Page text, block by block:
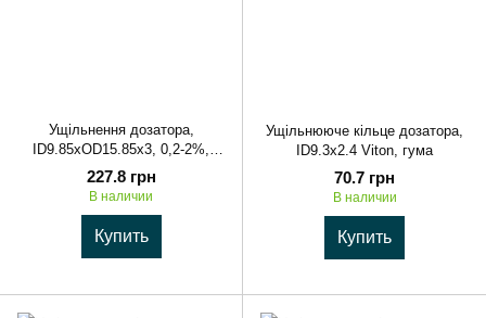
Ущільнення дозатора,
ID9.85xOD15.85x3, 0,2-2%,
Viton, гума
227.8 грн
В наличии
Купить
Ущільнююче кільце дозатора,
ID9.3x2.4 Viton, гума
70.7 грн
В наличии
Купить